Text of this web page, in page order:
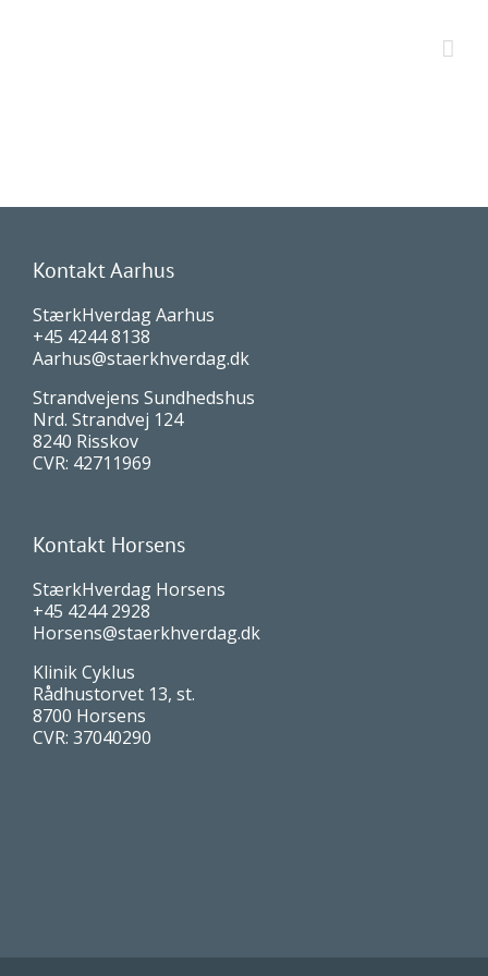
Kontakt Aarhus
StærkHverdag Aarhus
+45 4244 8138
Aarhus@staerkhverdag.dk
Strandvejens Sundhedshus
Nrd. Strandvej 124
8240 Risskov
CVR: 42711969
Kontakt Horsens
StærkHverdag Horsens
+45 4244 2928
Horsens@staerkhverdag.dk
Klinik Cyklus
Rådhustorvet 13, st.
8700 Horsens
CVR: 37040290